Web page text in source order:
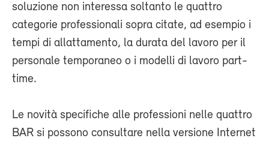
soluzione non interessa soltanto le quattro
categorie professionali sopra citate, ad esempio i
tempi di allattamento, la durata del lavoro per il
personale temporaneo o i modelli di lavoro part-
time.
Le novità specifiche alle professioni nelle quattro
BAR si possono consultare nella versione Internet